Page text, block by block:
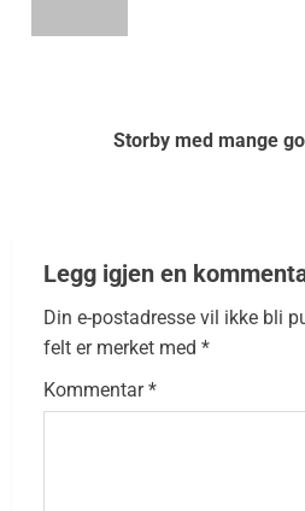
Storby med mange
Legg igjen en
Din e-postadresse vil ikke bli
felt er merket med *
Kommentar*